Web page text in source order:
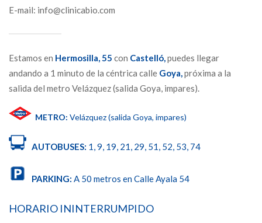
E-mail: info@clinicabio.com
Estamos en Hermosilla,55 con Castelló,puedes llegar
andando a 1 minuto de la céntrica calle Goya,próxima a la
salida del metro Velázquez (salida Goya, impares).
METRO: Velázquez (salida Goya, impares)
AUTOBUSES: 1, 9, 19, 21, 29, 51, 52, 53, 74
PARKING: A 50 metros en Calle Ayala 54
HORARIO ININTERRUMPIDO